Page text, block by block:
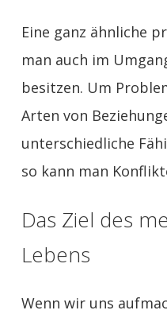
Eine ganz ähnliche
man auch im
besitzen. Um
Arten von
unterschiedliche
so kann man
Das Ziel des
Lebens
Wenn wir uns